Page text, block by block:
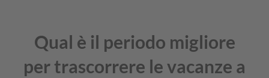
Qual è il periodo migliore
per trascorrere le vacanze a